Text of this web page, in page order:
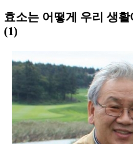
효소는 어떻게 우리 생
(1)